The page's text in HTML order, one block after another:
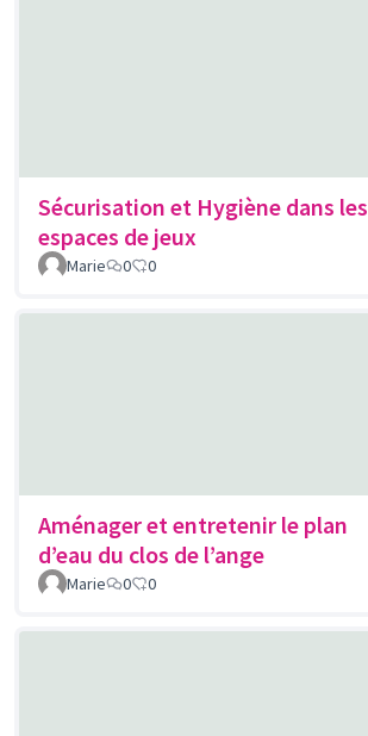
Sécurisation et Hygiène dans les
espaces de jeux
Marie 0 0
Aménager et entretenir le plan
d’eau du clos de l’ange
Marie
0 0